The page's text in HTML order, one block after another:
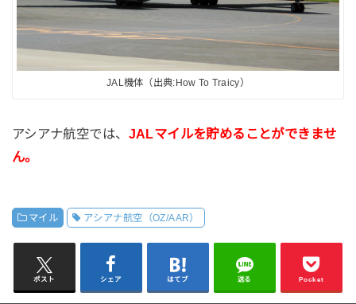
JAL機体（出典:How To Traicy）
アシアナ航空では、 JALマイルを貯めることができませ
ん。
マイル アシアナ航空（OZ/AAR）
ポスト シェア はてブ 送る Pocket